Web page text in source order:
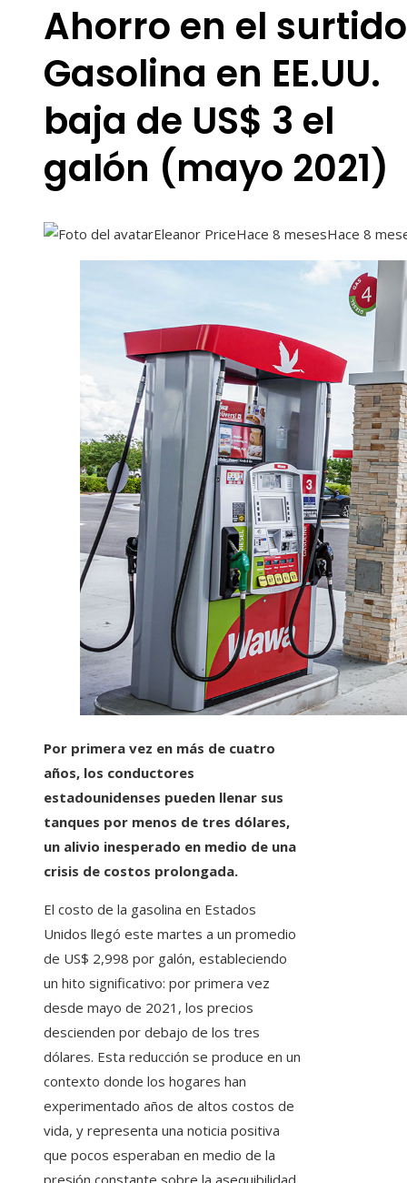
Ahorro en el
Gasolina en EE.UU.
baja de US$ 3 el
galón (mayo 2021)
Eleanor PriceHace 8 mesesHace 8
Por primera vez en más de cuatro
años, los conductores
estadounidenses pueden llenar sus
tanques por menos de tres dólares,
un alivio inesperado en medio de una
crisis de costos prolongada.
El costo de la gasolina en Estados
Unidos llegó este martes a un promedio
de US$ 2,998 por galón, estableciendo
un hito significativo: por primera vez
desde mayo de 2021, los precios
descienden por debajo de los tres
dólares. Esta reducción se produce en un
contexto donde los hogares han
experimentado años de altos costos de
vida, y representa una noticia positiva
que pocos esperaban en medio de la